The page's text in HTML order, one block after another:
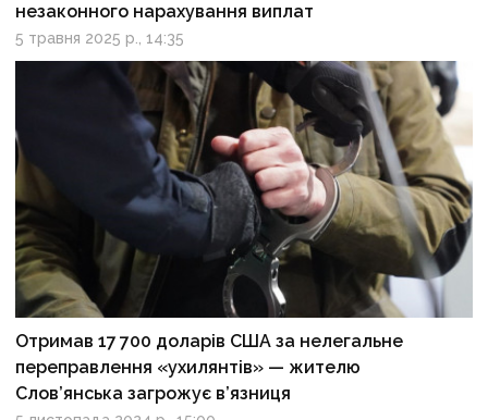
незаконного нарахування виплат
5 травня 2025 р., 14:35
Отримав 17 700 доларів США за нелегальне
переправлення «ухилянтів» — жителю
Слов’янська загрожує в’язниця